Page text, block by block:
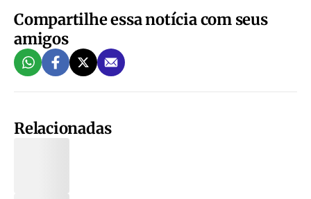
Compartilhe essa notícia com seus
amigos
Relacionadas